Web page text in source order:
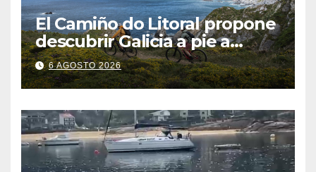
El Camiño do Litoral propone
descubrir Galicia a pie a
través de más de 1.300
kilómetros
6 AGOSTO 2026